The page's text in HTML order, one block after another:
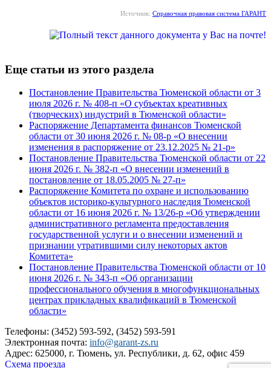
Источник: Справочная правовая система ГАРАНТ
Еще статьи из этого раздела
Постановление Правительства Тюменской области от 3
июля 2026 г. № 408-п «О субъектах креативных
(творческих) индустрий в Тюменской области»
Распоряжение Департамента финансов Тюменской
области от 30 июня 2026 г. № 08-р «О внесении
изменения в распоряжение от 23.12.2025 № 21-р»
Постановление Правительства Тюменской области от 22
июня 2026 г. № 382-п «О внесении изменений в
постановление от 18.05.2005 № 27-п»
Распоряжение Комитета по охране и использованию
объектов историко-культурного наследия Тюменской
области от 16 июня 2026 г. № 13/26-р «Об утверждении
административного регламента предоставления
государственной услуги и о внесении изменений и
признании утратившими силу некоторых актов
Комитета»
Постановление Правительства Тюменской области от 10
июня 2026 г. № 343-п «Об организации
профессионального обучения в многофункциональных
центрах прикладных квалификаций в Тюменской
области»
Телефоны: (3452) 593-592, (3452) 593-591
Электронная почта: info@garant-zs.ru
Адрес: 625000, г. Тюмень, ул. Республики, д. 62, офис 459
Схема проезда